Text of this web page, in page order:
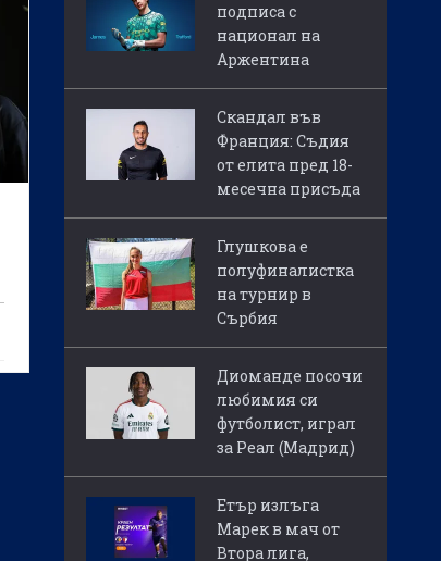
подписа с
национал на
Аржентина
Скандал във
Франция: Съдия
от елита пред 18-
месечна присъда
Глушкова е
полуфиналистка
на турнир в
Сърбия
Диоманде посочи
любимия си
футболист, играл
за Реал (Мадрид)
Етър излъга
Марек в мач от
Втора лига,